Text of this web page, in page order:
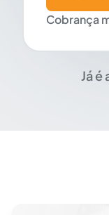
Cobrança
Já é